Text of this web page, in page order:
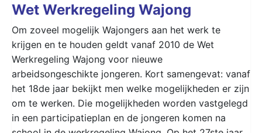
Wet Werkregeling Wajong
Om zoveel mogelijk Wajongers aan het werk te
krijgen en te houden geldt vanaf 2010 de Wet
Werkregeling Wajong voor nieuwe
arbeidsongeschikte jongeren. Kort samengevat: vanaf
het 18de jaar bekijkt men welke mogelijkheden er zijn
om te werken. Die mogelijkheden worden vastgelegd
in een participatieplan en de jongeren komen na